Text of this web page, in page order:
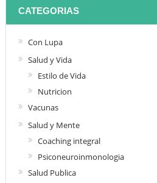
CATEGORIAS
Con Lupa
Salud y Vida
Estilo de Vida
Nutricion
Vacunas
Salud y Mente
Coaching integral
Psiconeuroinmonologia
Salud Publica